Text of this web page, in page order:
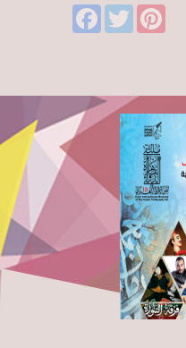
FacebookTwitter